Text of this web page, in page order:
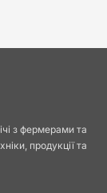
з фермерами та
продукції та